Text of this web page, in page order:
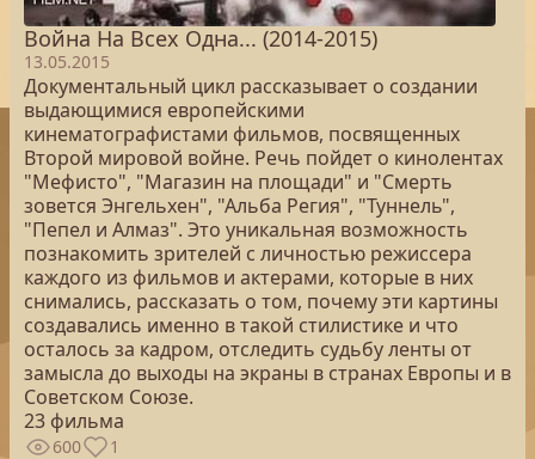
Война На Всех Одна... (2014-2015)
13.05.2015
Документальный цикл рассказывает о создании
выдающимися европейскими
кинематографистами фильмов, посвященных
Второй мировой войне. Речь пойдет о кинолентах
"Мефисто", "Магазин на площади" и "Смерть
зовется Энгельхен", "Альба Регия", "Туннель",
"Пепел и Алмаз". Это уникальная возможность
познакомить зрителей с личностью режиссера
каждого из фильмов и актерами, которые в них
снимались, рассказать о том, почему эти картины
создавались именно в такой стилистике и что
осталось за кадром, отследить судьбу ленты от
замысла до выходы на экраны в странах Европы и в
Советском Союзе.
23 фильма
600 1